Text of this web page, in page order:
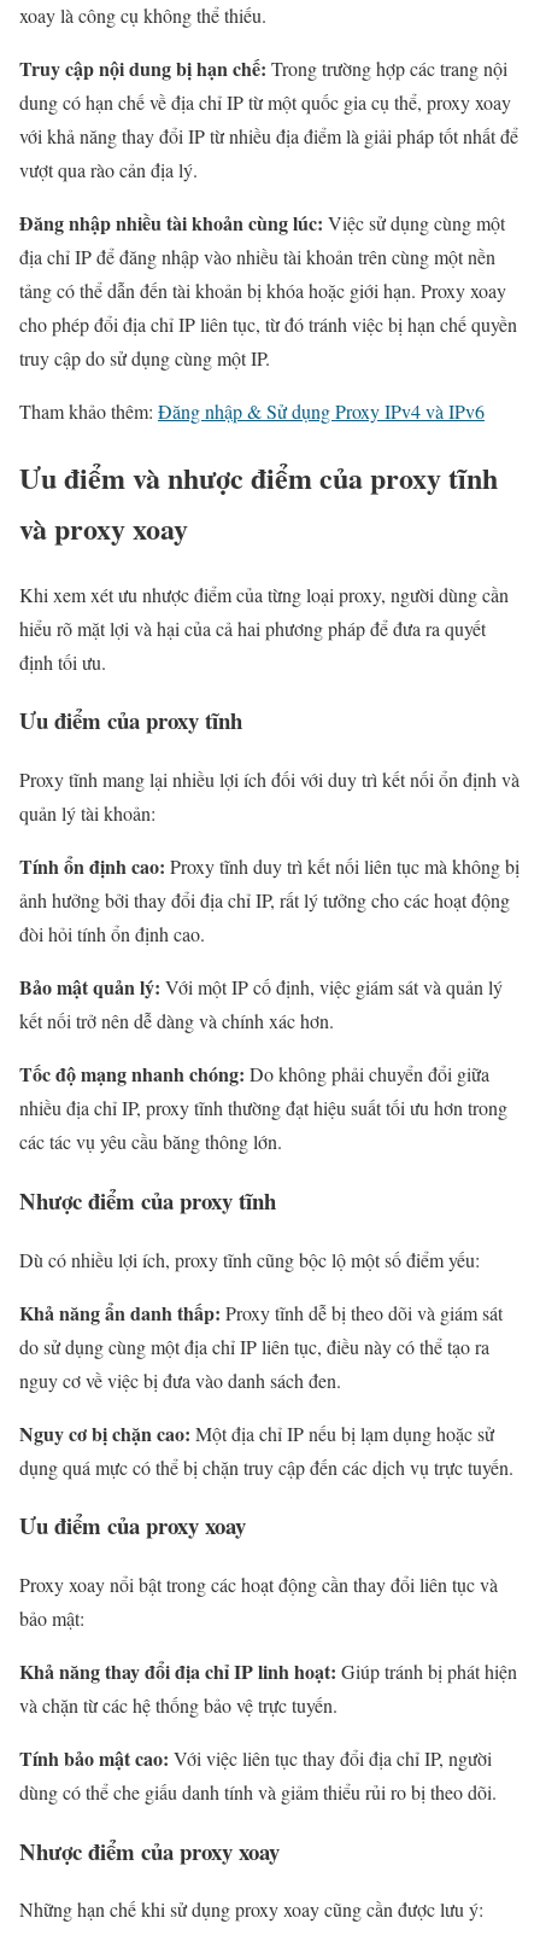
xoay là công cụ không thể thiếu.
Truy cập nội dung bị hạn chế: Trong trường hợp các trang nội
dung có hạn chế về địa chỉ IP từ một quốc gia cụ thể, proxy xoay
với khả năng thay đổi IP từ nhiều địa điểm là giải pháp tốt nhất để
vượt qua rào cản địa lý.
Đăng nhập nhiều tài khoản cùng lúc: Việc sử dụng cùng một
địa chỉ IP để đăng nhập vào nhiều tài khoản trên cùng một nền
tảng có thể dẫn đến tài khoản bị khóa hoặc giới hạn. Proxy xoay
cho phép đổi địa chỉ IP liên tục, từ đó tránh việc bị hạn chế quyền
truy cập do sử dụng cùng một IP.
Tham khảo thêm: Đăng nhập & Sử dụng Proxy IPv4 và IPv6
Ưu điểm và nhược điểm của proxy tĩnh
và proxy xoay
Khi xem xét ưu nhược điểm của từng loại proxy, người dùng cần
hiểu rõ mặt lợi và hại của cả hai phương pháp để đưa ra quyết
định tối ưu.
Ưu điểm của proxy tĩnh
Proxy tĩnh mang lại nhiều lợi ích đối với duy trì kết nối ổn định và
quản lý tài khoản:
Tính ổn định cao: Proxy tĩnh duy trì kết nối liên tục mà không bị
ảnh hưởng bởi thay đổi địa chỉ IP, rất lý tưởng cho các hoạt động
đòi hỏi tính ổn định cao.
Bảo mật quản lý: Với một IP cố định, việc giám sát và quản lý
kết nối trở nên dễ dàng và chính xác hơn.
Tốc độ mạng nhanh chóng: Do không phải chuyển đổi giữa
nhiều địa chỉ IP, proxy tĩnh thường đạt hiệu suất tối ưu hơn trong
các tác vụ yêu cầu băng thông lớn.
Nhược điểm của proxy tĩnh
Dù có nhiều lợi ích, proxy tĩnh cũng bộc lộ một số điểm yếu:
Khả năng ẩn danh thấp: Proxy tĩnh dễ bị theo dõi và giám sát
do sử dụng cùng một địa chỉ IP liên tục, điều này có thể tạo ra
nguy cơ về việc bị đưa vào danh sách đen.
Nguy cơ bị chặn cao: Một địa chỉ IP nếu bị lạm dụng hoặc sử
dụng quá mực có thể bị chặn truy cập đến các dịch vụ trực tuyến.
Ưu điểm của proxy xoay
Proxy xoay nổi bật trong các hoạt động cần thay đổi liên tục và
bảo mật:
Khả năng thay đổi địa chỉ IP linh hoạt: Giúp tránh bị phát hiện
và chặn từ các hệ thống bảo vệ trực tuyến.
Tính bảo mật cao: Với việc liên tục thay đổi địa chỉ IP, người
dùng có thể che giấu danh tính và giảm thiểu rủi ro bị theo dõi.
Nhược điểm của proxy xoay
Những hạn chế khi sử dụng proxy xoay cũng cần được lưu ý: